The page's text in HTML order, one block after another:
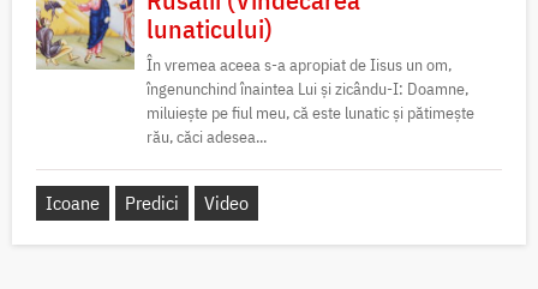
lunaticului)
În vremea aceea s-a apropiat de Iisus un om,
îngenunchind înaintea Lui și zicându-I: Doamne,
miluiește pe fiul meu, că este lunatic și pătimește
rău, căci adesea...
Icoane Predici Video